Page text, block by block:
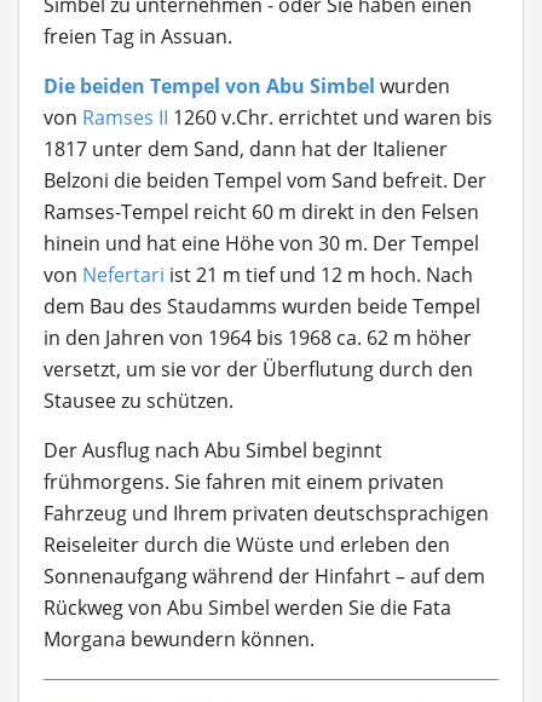
freien Tag in Assuan.
Die beiden Tempel von Abu Simbel wurden
von Ramses II 1260 v.Chr. errichtet und waren bis
1817 unter dem Sand, dann hat der Italiener
Belzoni die beiden Tempel vom Sand befreit. Der
Ramses-Tempel reicht 60 m direkt in den Felsen
hinein und hat eine Höhe von 30 m. Der Tempel
von Nefertari ist 21 m tief und 12 m hoch. Nach
dem Bau des Staudamms wurden beide Tempel
in den Jahren von 1964 bis 1968 ca. 62 m höher
versetzt, um sie vor der Überflutung durch den
Stausee zu schützen.
Der Ausflug nach Abu Simbel beginnt
frühmorgens. Sie fahren mit einem privaten
Fahrzeug und Ihrem privaten deutschsprachigen
Reiseleiter durch die Wüste und erleben den
Sonnenaufgang während der Hinfahrt – auf dem
Rückweg von Abu Simbel werden Sie die Fata
Morgana bewundern können.